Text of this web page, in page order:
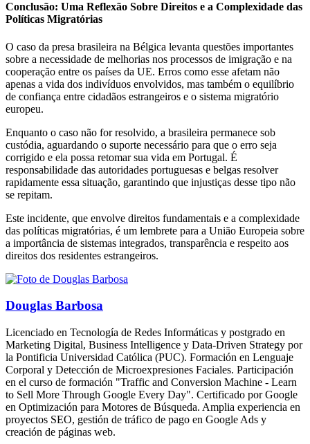
Conclusão: Uma Reflexão Sobre Direitos e a Complexidade das
Políticas Migratórias
O caso da presa brasileira na Bélgica levanta questões importantes
sobre a necessidade de melhorias nos processos de imigração e na
cooperação entre os países da UE. Erros como esse afetam não
apenas a vida dos indivíduos envolvidos, mas também o equilíbrio
de confiança entre cidadãos estrangeiros e o sistema migratório
europeu.
Enquanto o caso não for resolvido, a brasileira permanece sob
custódia, aguardando o suporte necessário para que o erro seja
corrigido e ela possa retomar sua vida em Portugal. É
responsabilidade das autoridades portuguesas e belgas resolver
rapidamente essa situação, garantindo que injustiças desse tipo não
se repitam.
Este incidente, que envolve direitos fundamentais e a complexidade
das políticas migratórias, é um lembrete para a União Europeia sobre
a importância de sistemas integrados, transparência e respeito aos
direitos dos residentes estrangeiros.
Douglas Barbosa
Licenciado en Tecnología de Redes Informáticas y postgrado en
Marketing Digital, Business Intelligence y Data-Driven Strategy por
la Pontificia Universidad Católica (PUC). Formación en Lenguaje
Corporal y Detección de Microexpresiones Faciales. Participación
en el curso de formación "Traffic and Conversion Machine - Learn
to Sell More Through Google Every Day". Certificado por Google
en Optimización para Motores de Búsqueda. Amplia experiencia en
proyectos SEO, gestión de tráfico de pago en Google Ads y
creación de páginas web.